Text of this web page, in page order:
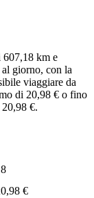
607,18 km e
giorno, con la
viaggiare da
di 20,98 € o fino
€.
€